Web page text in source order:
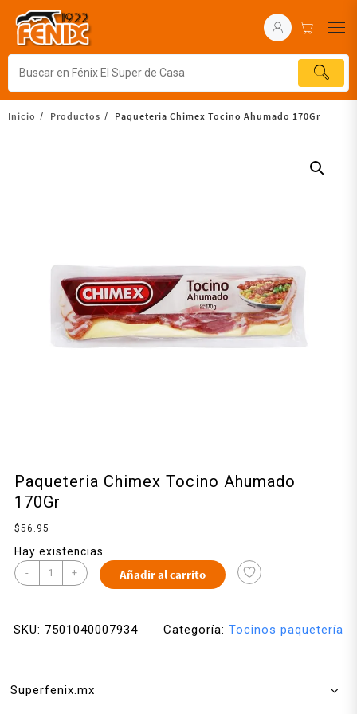
Inicio Productos Paqueteria Chimex Tocino Ahumado 170Gr
Paqueteria Chimex Tocino Ahumado
170Gr
$56.95
Hay existencias
- + Añadir al carrito
SKU: 7501040007934 Categoría: Tocinos paquetería
Superfenix.mx